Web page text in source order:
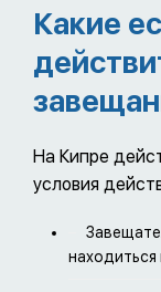
Какие
На Кипре
условия
находиться